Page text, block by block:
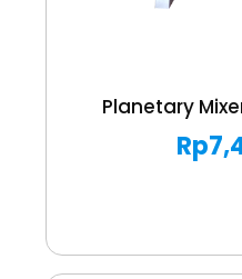
Planetary
Rp